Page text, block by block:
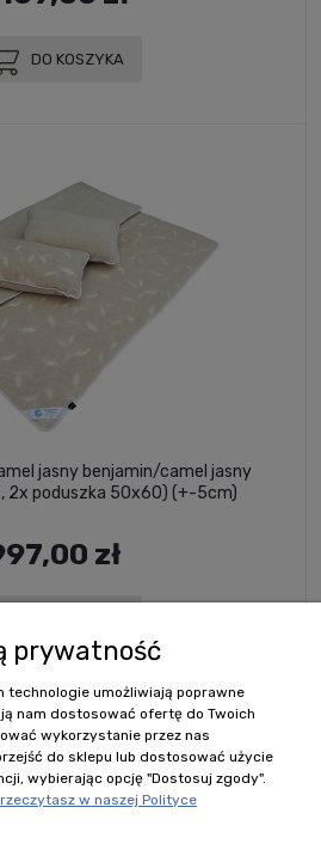
DO KOSZYKA
jasny benjamin/camel jasny
2x poduszka 50x60) (+-5cm)
zł
prywatność
technologie umożliwiają poprawne
nam dostosować ofertę do Twoich
wykorzystanie przez nas
do sklepu lub dostosować użycie
wybierając opcję "Dostosuj zgody".
w naszej Polityce